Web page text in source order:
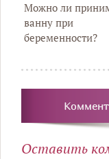
Можно ли
ванну при
беременности?
Оставить